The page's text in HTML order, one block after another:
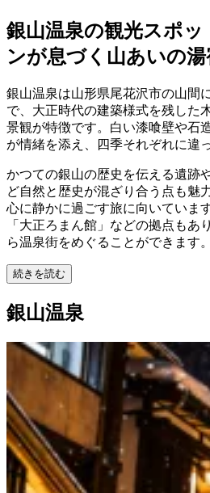
銀山温泉の観光スポッ
ンが息づく山あいの湯
銀山温泉は山形県尾花沢市の山間
で、大正時代の建築様式を残した
景観が特徴です。白い漆喰壁や石
が情緒を添え、四季それぞれに違
かつての銀山の歴史を伝える遺跡
ど自然と歴史が混ざり合う点も魅
心に静かに過ごす旅に向いていま
「大正ろまん館」などの拠点もあ
ら温泉街をめぐることができます。
続きを読む
銀山温泉